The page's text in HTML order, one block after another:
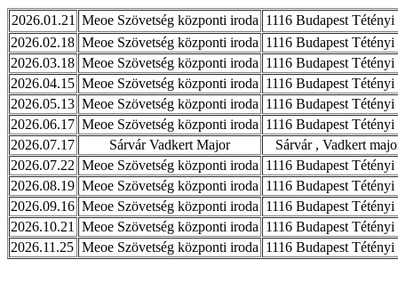
2026.01.21 Meoe Szövetség központi iroda 1116 Budapest Tétényi
2026.02.18 Meoe Szövetség központi iroda 1116 Budapest Tétényi
2026.03.18 Meoe Szövetség központi iroda 1116 Budapest Tétényi
2026.04.15 Meoe Szövetség központi iroda 1116 Budapest Tétényi
2026.05.13 Meoe Szövetség központi iroda 1116 Budapest Tétényi
2026.06.17 Meoe Szövetség központi iroda 1116 Budapest Tétényi
2026.07.17
Sárvár Vadkert Major
Sárvár , Vadkert
2026.07.22 Meoe Szövetség központi iroda 1116 Budapest Tétényi
2026.08.19 Meoe Szövetség központi iroda 1116 Budapest Tétényi
2026.09.16 Meoe Szövetség központi iroda 1116 Budapest Tétényi
2026.10.21
Meoe Szövetség központi iroda 1116 Budapest Tétényi
2026.11.25 Meoe Szövetség központi iroda 1116 Budapest Tétényi